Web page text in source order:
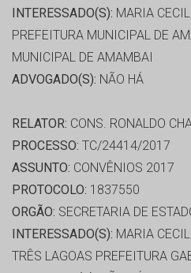
INTERESSADO(S): MARIA
PREFEITURA MUNICIPAL DE
MUNICIPAL DE AMAMBAI
ADVOGADO(S): NÃO HÁ
RELATOR: CONS. RONALDO
PROCESSO: TC/24414/2017
ASSUNTO: CONVÊNIOS 2017
PROTOCOLO: 1837550
ORGÃO: SECRETARIA DE
INTERESSADO(S): MARIA
TRÊS LAGOAS PREFEITURA